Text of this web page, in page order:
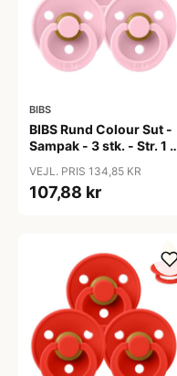
BIBS
BIBS Rund Colour Sut -
Sampak - 3 stk. - Str. 1 -
VEJL. PRIS 134,85 KR
107,88 kr